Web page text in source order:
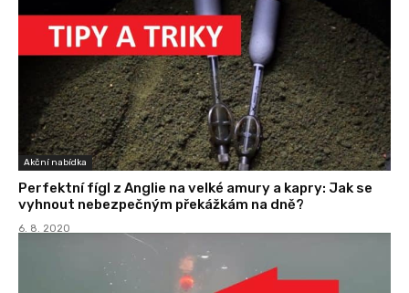
Akční nabídka
Perfektní fígl z Anglie na velké amury a kapry: Jak se
vyhnout nebezpečným překážkám na dně?
6. 8. 2020